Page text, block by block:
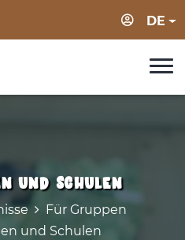
DE
und Schulen
Für Gruppen
und Schulen